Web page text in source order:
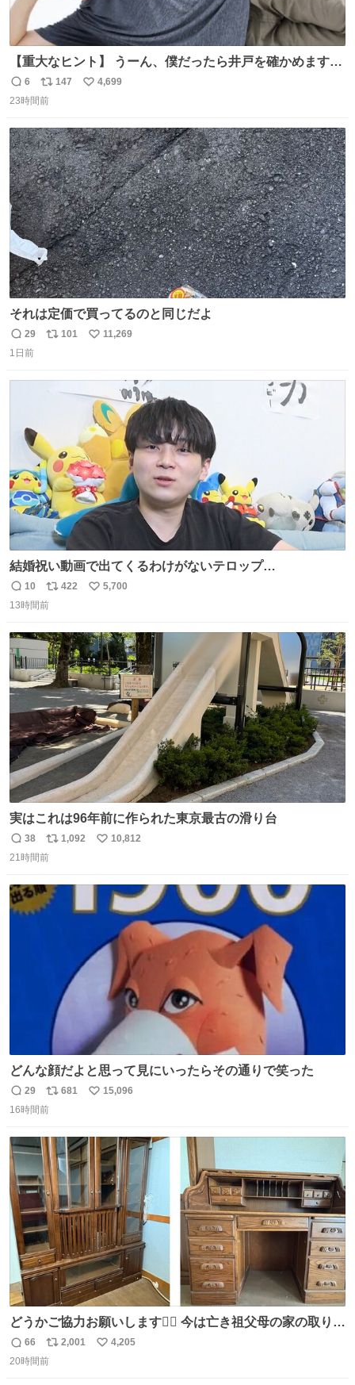
【重大なヒント】 うーん、僕だったら井戸を確かめますけ
どね
返
信
6
リ
ポ
ト
数
147
い
数
4,699
23時間前
それは定価で買ってるのと同じだよ
返
信
29
リ
101
い
11,269
1日前
結婚祝い動画で出てくるわけがないテロップ
youtu.be/4pJ7U22AYtw
返
信
10
リ
ポ
ト
数
422
い
数
5,700
13時間前
実はこれは96年前に作られた東京最古の滑り台
返
信
38
リ
ポ
ト
数
1,092
い
10,812
21時間前
どんな顔だよと思って見にいったらその通りで笑った
返
信
29
リ
ポ
ト
数
681
い
数
15,096
16時間前
どうかご協力お願いします🙇‍♂️ 今は亡き祖父母の家の取り壊
しが決まり、どうしても処分して欲しくない食器棚と机の
引き取り手を探しております この2つは私の祖母が当初一
返
信
66
リ
ポ
2,001
い
4,205
20時間前